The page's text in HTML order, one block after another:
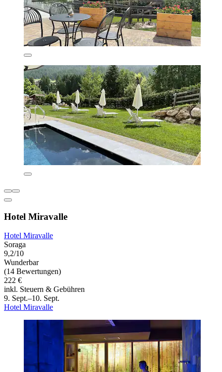
Hotel Miravalle
Hotel Miravalle
Soraga
9,2/10
Wunderbar
(14 Bewertungen)
222 €
inkl. Steuern & Gebühren
9. Sept.–10. Sept.
Hotel Miravalle